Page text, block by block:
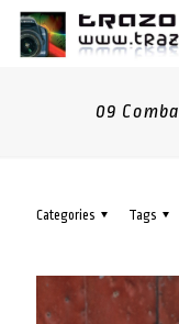
09
Categories Tags